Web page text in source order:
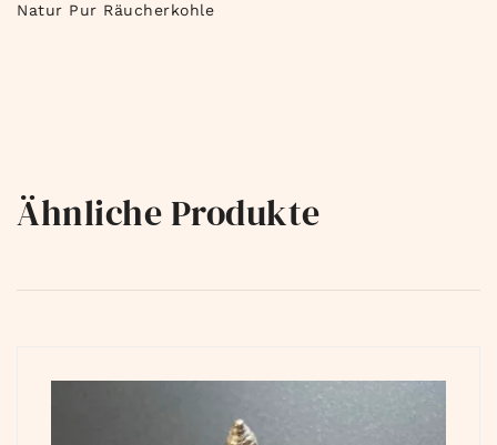
Natur Pur Räucherkohle
Ähnliche Produkte